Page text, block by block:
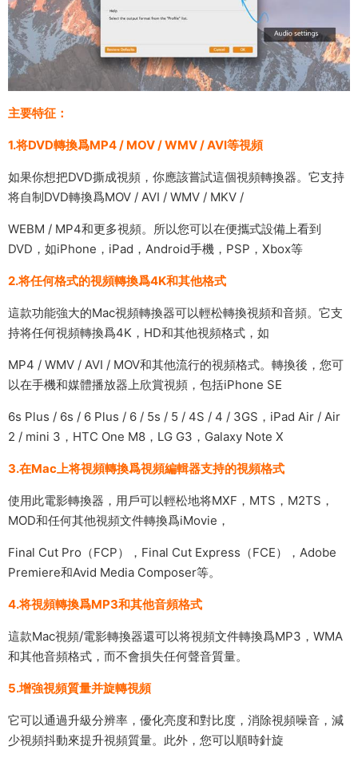
主要特征：
1.将DVD轉換爲MP4 / MOV / WMV / AVI等視頻
如果你想把DVD撕成視頻，你應該嘗試這個視頻轉換器。它支持
将自制DVD轉換爲MOV / AVI / WMV / MKV /
WEBM / MP4和更多視頻。所以您可以在便攜式設備上看到
DVD，如iPhone，iPad，Android手機，PSP，Xbox等
2.将任何格式的視頻轉換爲4K和其他格式
這款功能強大的Mac視頻轉換器可以輕松轉換視頻和音頻。它支
持将任何視頻轉換爲4K，HD和其他視頻格式，如
MP4 / WMV / AVI / MOV和其他流行的視頻格式。轉換後，您可
以在手機和媒體播放器上欣賞視頻，包括iPhone SE
6s Plus / 6s / 6 Plus / 6 / 5s / 5 / 4S / 4 / 3GS，iPad Air / Air
2 / mini 3，HTC One M8，LG G3，Galaxy Note X
3.在Mac上将視頻轉換爲視頻編輯器支持的視頻格式
使用此電影轉換器，用戶可以輕松地将MXF，MTS，M2TS，
MOD和任何其他視頻文件轉換爲iMovie，
Final Cut Pro（FCP），Final Cut Express（FCE），Adobe
Premiere和Avid Media Composer等。
4.将視頻轉換爲MP3和其他音頻格式
這款Mac視頻/電影轉換器還可以将視頻文件轉換爲MP3，WMA
和其他音頻格式，而不會損失任何聲音質量。
5.增強視頻質量并旋轉視頻
它可以通過升級分辨率，優化亮度和對比度，消除視頻噪音，減
少視頻抖動來提升視頻質量。此外，您可以順時針旋